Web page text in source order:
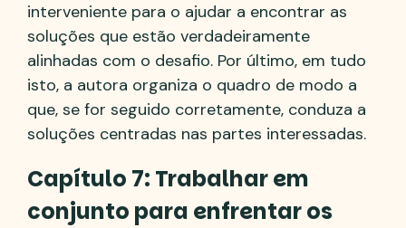
interveniente para o ajudar a encontrar as
soluções que estão verdadeiramente
alinhadas com o desafio. Por último, em tudo
isto, a autora organiza o quadro de modo a
que, se for seguido corretamente, conduza a
soluções centradas nas partes interessadas.
Capítulo 7: Trabalhar em
conjunto para enfrentar os